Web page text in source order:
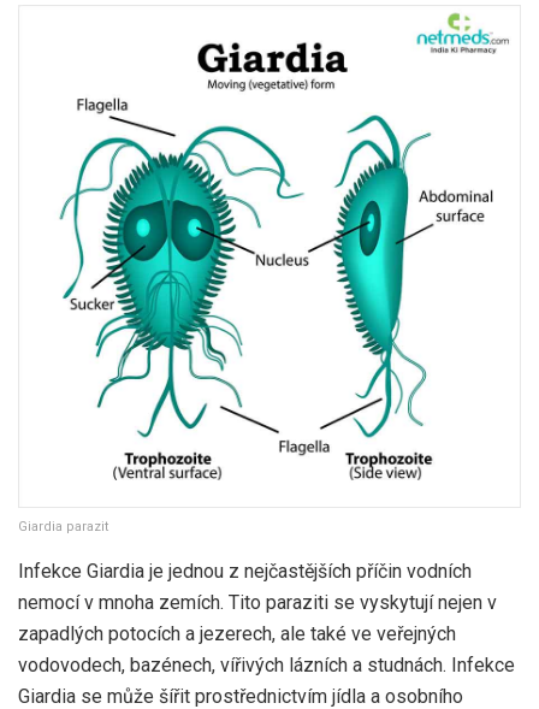
Giardia parazit
Infekce Giardia je jednou z nejčastějších příčin vodních
nemocí v mnoha zemích. Tito paraziti se vyskytují nejen v
zapadlých potocích a jezerech, ale také ve veřejných
vodovodech, bazénech, vířivých lázních a studnách. Infekce
Giardia se může šířit prostřednictvím jídla a osobního